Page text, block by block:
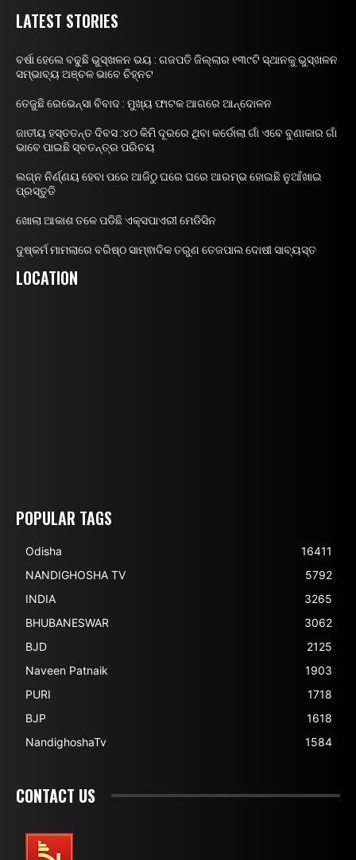
LATEST STORIES
ବର୍ଷା ହେଲେ ବଢୁଛି ଭୁସ୍ଖଳନ ଭୟ : ଗଜପତି ଜିଲ୍ଲାର ୧୩୯ଟି ସ୍ଥାନକୁ ଭୁସ୍ଖଳନ
ସମ୍ଭାବ୍ୟ ଅଞ୍ଚଳ ଭାବେ ଚିହ୍ନଟ
ତେଜୁଛି ରେଭେନ୍ସା ବିବାଦ : ମୁଖ୍ୟ ଫାଟକ ଆଗରେ ଆନ୍ଦୋଳନ
ଜାତୀୟ ହସ୍ତତନ୍ତ ଦିବସ :୪୦ କିମି ଦୂରରେ ଥିବା କର୍ଡୋଲା ଗାଁ ଏବେ ବୁଣାକାର ଗାଁ
ଭାବେ ପାଇଛି ସ୍ବତନ୍ତ୍ର ପରିଚୟ
ଲଗ୍ନ ନିର୍ଣ୍ଣୟ ହେବା ପରେ ଆଜିଠୁ ଘରେ ଘରେ ଆରମ୍ଭ ହୋଇଛି ନୁଆଁଖାଇ
ପ୍ରସ୍ତୁତି
ଖୋଲା ଆକାଶ ତଳେ ପଡିଛି ଏକ୍ସପାଏରୀ ମେଡିସିନ
ଦୁଷ୍କର୍ମ ମାମଲାରେ ବରିଷ୍ଠ ସାମ୍ଵାଦିକ ତରୁଣ ତେଜପାଲ ଦୋଷୀ ସାବ୍ୟସ୍ତ
LOCATION
POPULAR TAGS
Odisha
16411
NANDIGHOSHA TV
5792
INDIA
3265
BHUBANESWAR
3062
BJD
2125
Naveen Patnaik
1903
PURI
1718
BJP
1618
NandighoshaTv
1584
CONTACT US